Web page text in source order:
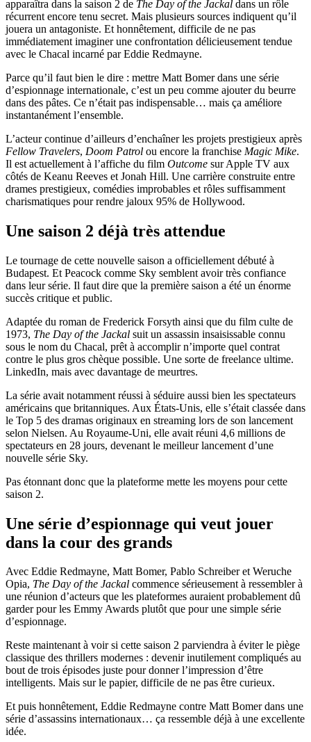
apparaîtra dans la saison 2 de The Day of the Jackal dans un rôle
récurrent encore tenu secret. Mais plusieurs sources indiquent qu’il
jouera un antagoniste. Et honnêtement, difficile de ne pas
immédiatement imaginer une confrontation délicieusement tendue
avec le Chacal incarné par Eddie Redmayne.
Parce qu’il faut bien le dire : mettre Matt Bomer dans une série
d’espionnage internationale, c’est un peu comme ajouter du beurre
dans des pâtes. Ce n’était pas indispensable… mais ça améliore
instantanément l’ensemble.
L’acteur continue d’ailleurs d’enchaîner les projets prestigieux après
Fellow Travelers, Doom Patrol ou encore la franchise Magic Mike.
Il est actuellement à l’affiche du film Outcome sur Apple TV aux
côtés de Keanu Reeves et Jonah Hill. Une carrière construite entre
drames prestigieux, comédies improbables et rôles suffisamment
charismatiques pour rendre jaloux 95% de Hollywood.
Une saison 2 déjà très attendue
Le tournage de cette nouvelle saison a officiellement débuté à
Budapest. Et Peacock comme Sky semblent avoir très confiance
dans leur série. Il faut dire que la première saison a été un énorme
succès critique et public.
Adaptée du roman de Frederick Forsyth ainsi que du film culte de
1973, The Day of the Jackal suit un assassin insaisissable connu
sous le nom du Chacal, prêt à accomplir n’importe quel contrat
contre le plus gros chèque possible. Une sorte de freelance ultime.
LinkedIn, mais avec davantage de meurtres.
La série avait notamment réussi à séduire aussi bien les spectateurs
américains que britanniques. Aux États-Unis, elle s’était classée dans
le Top 5 des dramas originaux en streaming lors de son lancement
selon Nielsen. Au Royaume-Uni, elle avait réuni 4,6 millions de
spectateurs en 28 jours, devenant le meilleur lancement d’une
nouvelle série Sky.
Pas étonnant donc que la plateforme mette les moyens pour cette
saison 2.
Une série d’espionnage qui veut jouer
dans la cour des grands
Avec Eddie Redmayne, Matt Bomer, Pablo Schreiber et Weruche
Opia, The Day of the Jackal commence sérieusement à ressembler à
une réunion d’acteurs que les plateformes auraient probablement dû
garder pour les Emmy Awards plutôt que pour une simple série
d’espionnage.
Reste maintenant à voir si cette saison 2 parviendra à éviter le piège
classique des thrillers modernes : devenir inutilement compliqués au
bout de trois épisodes juste pour donner l’impression d’être
intelligents. Mais sur le papier, difficile de ne pas être curieux.
Et puis honnêtement, Eddie Redmayne contre Matt Bomer dans une
série d’assassins internationaux… ça ressemble déjà à une excellente
idée.